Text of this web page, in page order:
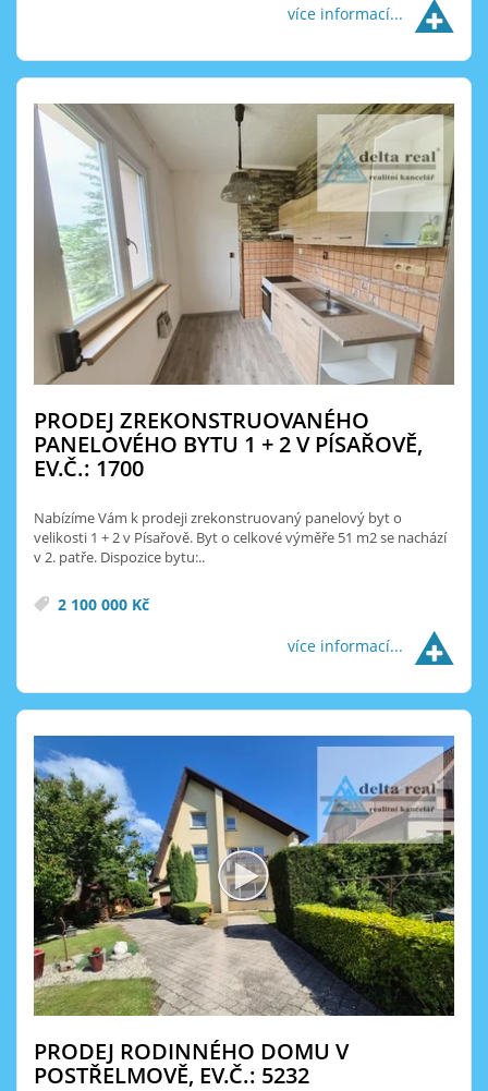
více informací...
PRODEJ ZREKONSTRUOVANÉHO
PANELOVÉHO BYTU 1 + 2 V PÍSAŘOVĚ,
EV.Č.: 1700
Nabízíme Vám k prodeji zrekonstruovaný panelový byt o
velikosti 1 + 2 v Písařově. Byt o celkové výměře 51 m2 se nachází
v 2. patře. Dispozice bytu:..
2 100 000 Kč
více informací...
PRODEJ RODINNÉHO DOMU V
POSTŘELMOVĚ, EV.Č.: 5232